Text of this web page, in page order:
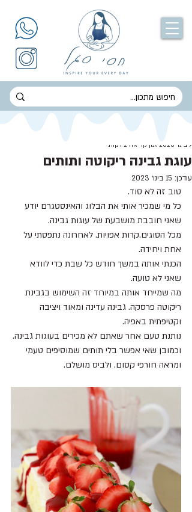
עוגת גבינה ריקוטה ותותים
9 בינו׳ 2020
זמן קריאה 2 דקות
עודכן: 15 בינו׳ 2023
טוב זה לא סוד.
כל מי שמכיר אותי את הבלוג והאינסטגרם יודע
שאני חובבת מושבעת של עוגות גבינה.
מכל הסוגים.קרות אפויות. לאחרונה נתפסתי על
אחת ויחידה.
הכנתי אותה במשך חודש כל שבת כדי לוודא
שאני לא טועה.
מה שמייחד אותה במיוחד זה השימוש בגבינת
ריקוטה פרסקה. גבינה עדינה ומאוד ויציבה
וקטיפתית באפיה.
נותנת טעם אחר שאתם לא מכירים בעוגות גבינה.
וכמובן שאי אפשר בלי תותים שמוסיפים טעמי
ומראה חורפי קסום. ולביס מושלם.